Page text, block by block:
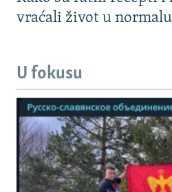
vraćali život u
U fokusu